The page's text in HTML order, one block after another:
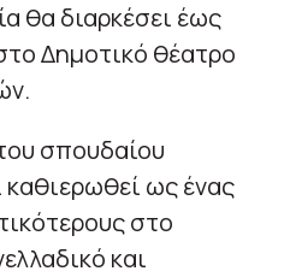
θα διαρκέσει έως
Δημοτικό θέατρο
σπουδαίου
ως ένας
στο
και